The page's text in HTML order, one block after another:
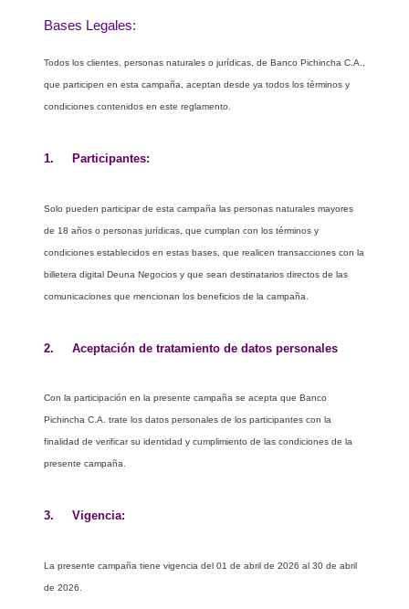
Bases Legales:
Todos los clientes, personas naturales o jurídicas, de Banco Pichincha C.A.,
que participen en esta campaña, aceptan desde ya todos los términos y
condiciones contenidos en este reglamento.
1. Participantes:
Solo pueden participar de esta campaña las personas naturales mayores
de 18 años o personas jurídicas, que cumplan con los términos y
condiciones establecidos en estas bases, que realicen transacciones con la
billetera digital Deuna Negocios y que sean destinatarios directos de las
comunicaciones que mencionan los beneficios de la campaña.
2. Aceptación de tratamiento de datos personales
Con la participación en la presente campaña se acepta que Banco
Pichincha C.A. trate los datos personales de los participantes con la
finalidad de verificar su identidad y cumplimiento de las condiciones de la
presente campaña.
3. Vigencia:
La presente campaña tiene vigencia del 01 de abril de 2026 al 30 de abril
de 2026.